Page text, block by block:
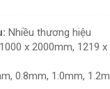
Nhiều thương hiệu
1000 x 2000mm, 1219
0.8mm, 1.0mm,